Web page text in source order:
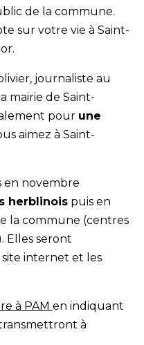
de la commune.
sur votre vie à Saint-
journaliste au
mairie de Saint-
pour une
aimez à Saint-
en novembre
herblinois puis en
la commune (centres
Elles seront
internet et les
à PAM en indiquant
à